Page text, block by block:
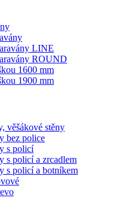
LINE
ROUND
1600 mm
1900 mm
věšákové stěny
bez police
s policí
s policí a zrcadlem
s policí a botníkem